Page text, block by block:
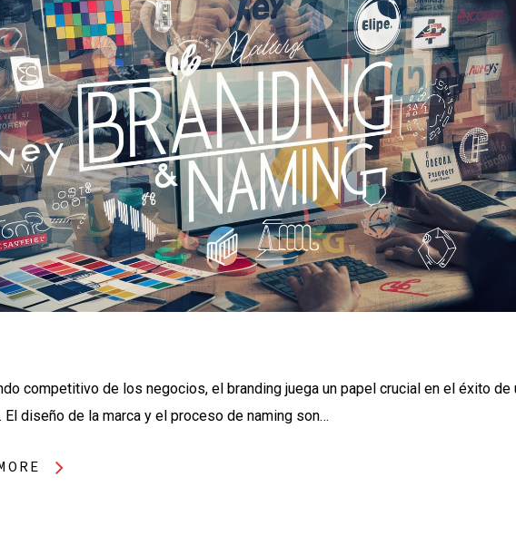
competitivo de los negocios, el branding juega un papel crucial en el éxito de
El diseño de la marca y el proceso de naming son…